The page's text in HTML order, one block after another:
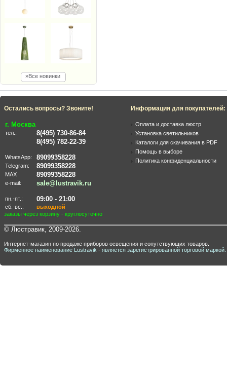
»Все новинки
Остались вопросы? Звоните!
г. Москва
тел.:
8(495) 730-86-84
8(495) 782-22-39
WhatsApp: 89099358228
Telegram: 89099358228
MAX 89099358228
e-mail: sale@lustravik.ru
пн.-пт.: 09:00 - 21:00
сб.-вс.:
выходной
заказы через корзину - круглосуточно
Информация для покупателей:
Оплата и доставка люстр
Установка светильников
Каталоги для скачивания в PDF
Помощь в выборе
Политика конфиденциальности
© Люстравик, 2009-2026.
Интернет-магазин по продаже приборов освещения и сопутствующих товаров.
Фирменное наименование Lustravik - является зарегистрированной торговой